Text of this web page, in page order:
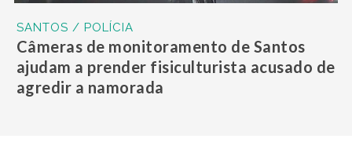
SANTOS / POLÍCIA
Câmeras de monitoramento de Santos
ajudam a prender fisiculturista acusado de
agredir a namorada